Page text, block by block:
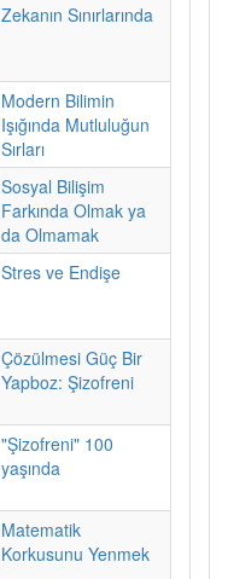
Zekanın Sınırlarında
Modern Bilimin
Işığında Mutluluğun
Sırları
Sosyal Bilişim
Farkında Olmak ya
da Olmamak
Stres ve Endişe
Çözülmesi Güç Bir
Yapboz: Şizofreni
"Şizofreni" 100
yaşında
Matematik
Korkusunu Yenmek